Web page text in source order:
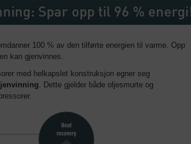
Spar opp til 96 %
100 % av den tilførte energien til varme. Opp
kan gjenvinnes.
med helkapslet konstruksjon egner seg
. Dette gjelder både oljesmurte og